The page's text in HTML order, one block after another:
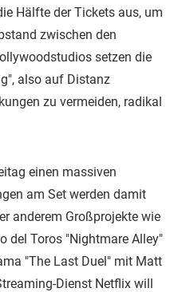
Hälfte der Tickets aus, um
zwischen den
setzen die
also auf Distanz
zu vermeiden, radikal
einen massiven
am Set werden damit
anderem Großprojekte wie
del Toros "Nightmare Alley"
"The Last Duel" mit Matt
Dienst Netflix will